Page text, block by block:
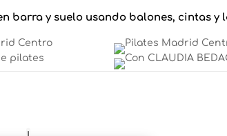
barra y suelo usando balones, cintas y